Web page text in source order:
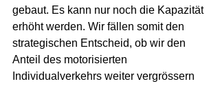
gebaut. Es kann nur noch die Kapazität
erhöht werden. Wir fällen somit den
strategischen Entscheid, ob wir den
Anteil des motorisierten
Individualverkehrs weiter vergrössern